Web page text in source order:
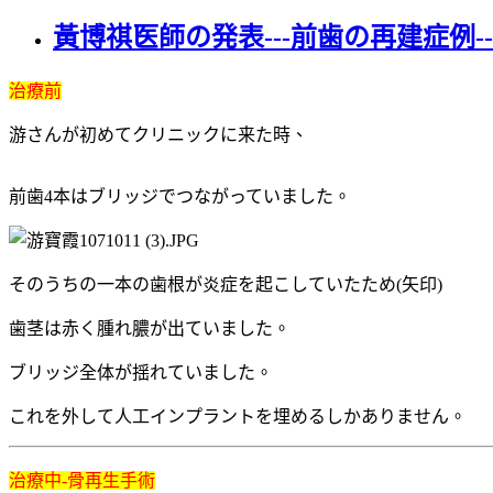
黃博祺医師の発表‐‐‐前歯の再建症例
治療前
游さんが初めてクリニックに来た時、
前歯4本はブリッジでつながっていました。
そのうちの一本の歯根が炎症を起こしていたため(矢印)
歯茎は赤く腫れ膿が出ていました。
ブリッジ全体が揺れていました。
これを外して人工インプラントを埋めるしかありません。
治療中-骨再生手術